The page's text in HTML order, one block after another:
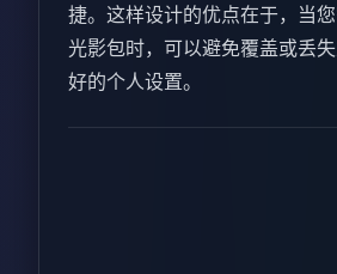
捷。这样设计的优点在于，当
光影包时，可以避免覆盖或丢
好的个人设置。